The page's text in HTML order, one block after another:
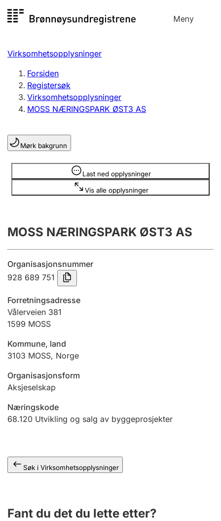
til
Meny
Registersøk
Aksjeselskap
Enkeltpersonforetak
Registrere, endre, slette
Lag og forening
Registrere, endre, slette
Årsregnskap
Innsending og forsinkelsesgebyr
Tinglysing
Jeger
Ektepaktveileder
Offentlig sektor
Virksomhetsopplysninger
Forsiden
Registersøk
Virksomhetsopplysninger
MOSS NÆRINGSPARK ØST3 AS
Mørk bakgrunn
Last ned opplysninger
Vis alle opplysninger
Opplysninger er skjult
MOSS NÆRINGSPARK ØST3 AS
Organisasjonsnummer
928 689 751
Forretningsadresse
Vålerveien 381
1599 MOSS
Kommune, land
3103 MOSS, Norge
Organisasjonsform
Aksjeselskap
Næringskode
68.120 Utvikling og salg av byggeprosjekter
Søk i Virksomhetsopplysninger
Fant du det du lette etter?